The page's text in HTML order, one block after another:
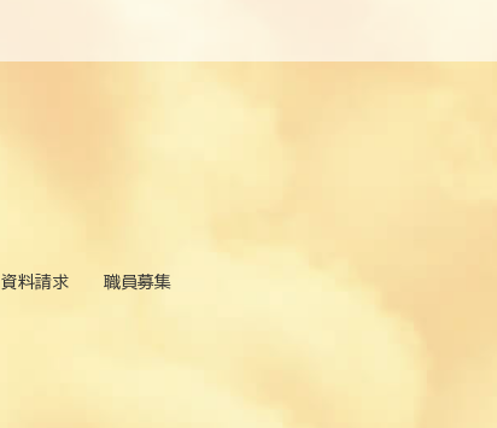
資料請求 職員募集